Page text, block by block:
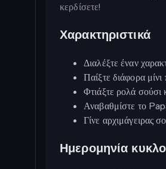
κερδίσετε!
Χαρακτηριστικά
Διαλέξτε έναν
Παίξτε διάφορα μίνι
Φτιάξτε ρολά σούσι
Αναβαθμίστε το
Γίνε αρχιμάγειρας
Ημερομηνία